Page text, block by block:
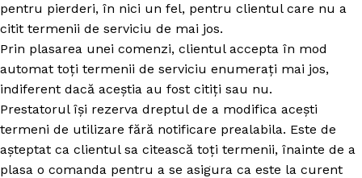
pentru pierderi, în nici un fel, pentru clientul care nu a
citit termenii de serviciu de mai jos.
Prin plasarea unei comenzi, clientul accepta în mod
automat toți termenii de serviciu enumerați mai jos,
indiferent dacă aceștia au fost citiți sau nu.
Prestatorul își rezerva dreptul de a modifica acești
termeni de utilizare fără notificare prealabila. Este de
așteptat ca clientul sa citească toți termenii, înainte de a
plasa o comanda pentru a se asigura ca este la curent